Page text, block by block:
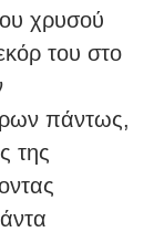
χρυσού
του στο
πάντως,
της